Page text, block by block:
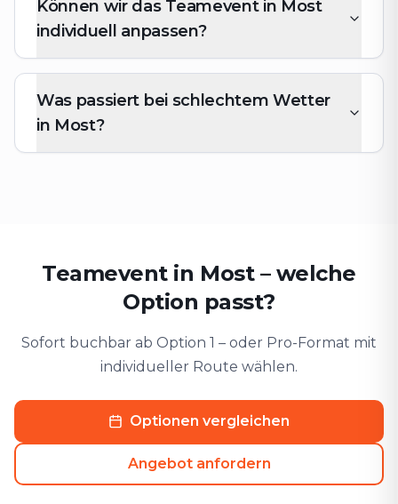
Können wir das Teamevent in Most
individuell anpassen?
Was passiert bei schlechtem Wetter
in Most?
Teamevent in Most – welche
Option passt?
Sofort buchbar ab Option 1 – oder Pro-Format mit
individueller Route wählen.
Optionen vergleichen
Angebot anfordern